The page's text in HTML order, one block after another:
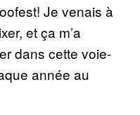
Je venais à
et ça m’a
dans cette voie-
année au